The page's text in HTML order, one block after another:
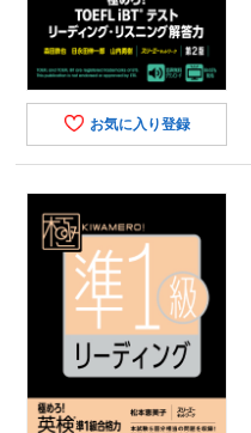
お気に入り登録